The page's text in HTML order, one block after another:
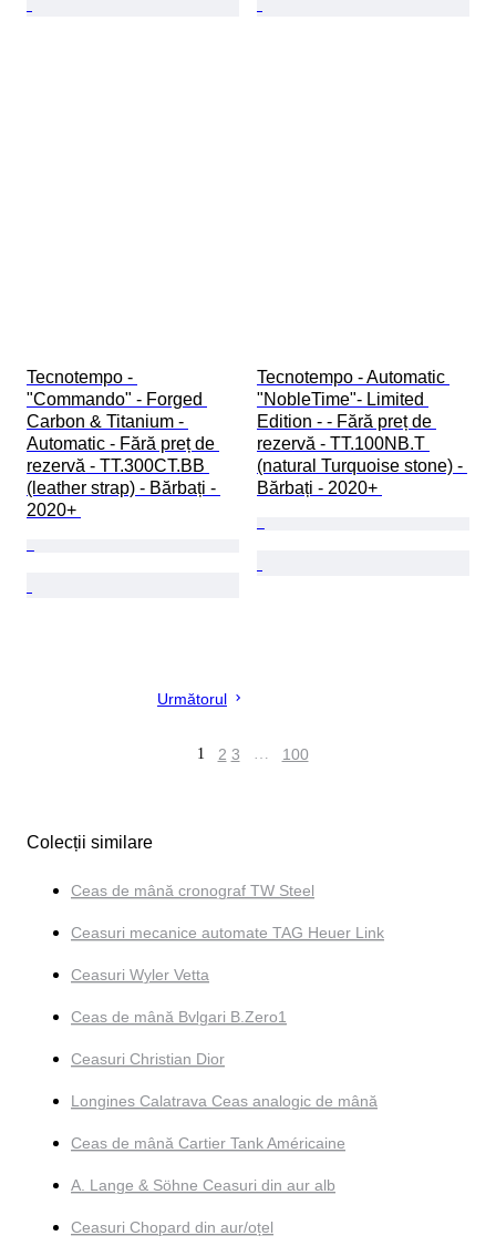
Tecnotempo -
"Commando" - Forged
Carbon & Titanium -
Automatic - Fără preț de
rezervă - TT.300CT.BB
(leather strap) - Bărbați -
2020+
Tecnotempo - Automatic
"NobleTime"- Limited
Edition - - Fără preț de
rezervă - TT.100NB.T
(natural Turquoise stone) -
Bărbați - 2020+
Următorul
1 2 3 … 100
Colecții similare
Ceas de mână cronograf TW Steel
Ceasuri mecanice automate TAG Heuer Link
Ceasuri Wyler Vetta
Ceas de mână Bvlgari B.Zero1
Ceasuri Christian Dior
Longines Calatrava Ceas analogic de mână
Ceas de mână Cartier Tank Américaine
A. Lange & Söhne Ceasuri din aur alb
Ceasuri Chopard din aur/oțel